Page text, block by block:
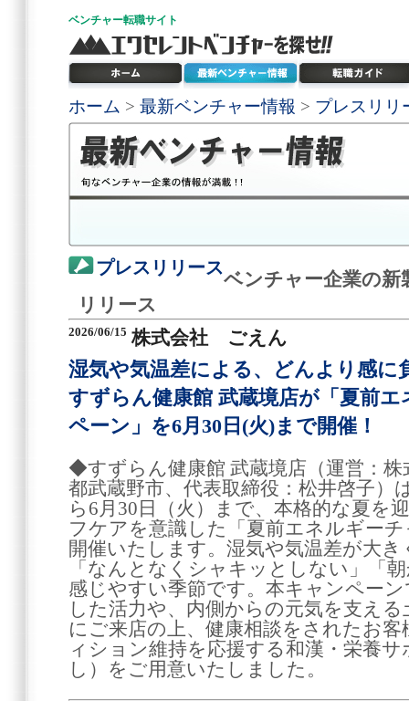
ベンチャー転職サイト
ホーム > 最新ベンチャー情報 > プレスリリ
プレスリリース
ベンチャー企業の新
リリース
2026/06/15 株式会社 ごえん
湿気や気温差による、どんより感に
すずらん健康館 武蔵境店が「夏前
ペーン」を6月30日(火)まで開催！
◆すずらん健康館 武蔵境店（運営：
都武蔵野市、代表取締役：松井啓子）
ら6月30日（火）まで、本格的な夏を
フケアを意識した「夏前エネルギー
開催いたします。湿気や気温差が大
「なんとなくシャキッとしない」「
感じやすい季節です。本キャンペー
した活力や、内側からの元気を支え
にご来店の上、健康相談をされたお
ィション維持を応援する和漢・栄養
し）をご用意いたしました。